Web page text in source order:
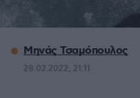
Μηνάς Τσαμόπουλος
28.02.2022, 21:11